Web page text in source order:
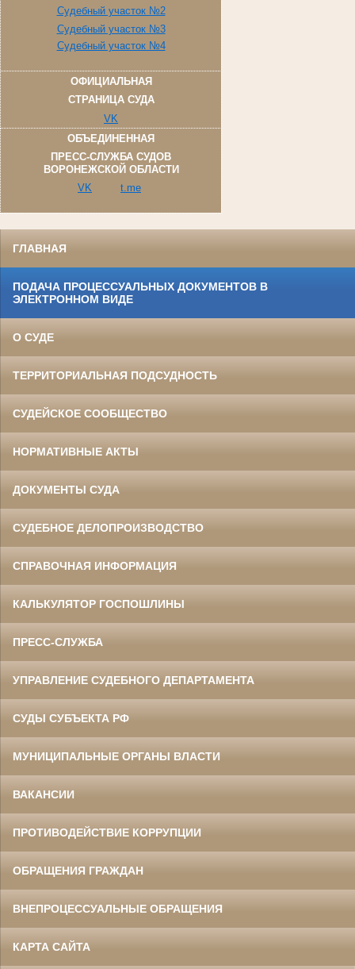
Судебный участок №2
Судебный участок №3
Судебный участок №4
ОФИЦИАЛЬНАЯ
СТРАНИЦА СУДА
VK
ОБЪЕДИНЕННАЯ
ПРЕСС-СЛУЖБА СУДОВ
ВОРОНЕЖСКОЙ ОБЛАСТИ
VK
t.me
ГЛАВНАЯ
ПОДАЧА ПРОЦЕССУАЛЬНЫХ ДОКУМЕНТОВ В
ЭЛЕКТРОННОМ ВИДЕ
О СУДЕ
ТЕРРИТОРИАЛЬНАЯ ПОДСУДНОСТЬ
СУДЕЙСКОЕ СООБЩЕСТВО
НОРМАТИВНЫЕ АКТЫ
ДОКУМЕНТЫ СУДА
СУДЕБНОЕ ДЕЛОПРОИЗВОДСТВО
СПРАВОЧНАЯ ИНФОРМАЦИЯ
КАЛЬКУЛЯТОР ГОСПОШЛИНЫ
ПРЕСС-СЛУЖБА
УПРАВЛЕНИЕ СУДЕБНОГО ДЕПАРТАМЕНТА
СУДЫ СУБЪЕКТА РФ
МУНИЦИПАЛЬНЫЕ ОРГАНЫ ВЛАСТИ
ВАКАНСИИ
ПРОТИВОДЕЙСТВИЕ КОРРУПЦИИ
ОБРАЩЕНИЯ ГРАЖДАН
ВНЕПРОЦЕССУАЛЬНЫЕ ОБРАЩЕНИЯ
КАРТА САЙТА